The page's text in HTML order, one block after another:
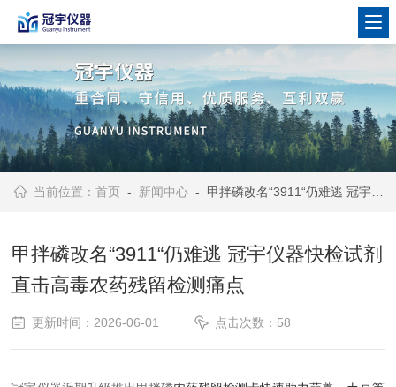
当前位置：首页 - 新闻中心 - 甲拌磷改名“3911“仍难逃 冠宇仪器快检试剂直击高毒农药残留检测痛点
甲拌磷改名“3911“仍难逃 冠宇仪器快检试剂
直击高毒农药残留检测痛点
更新时间：2026-06-01 点击次数：58